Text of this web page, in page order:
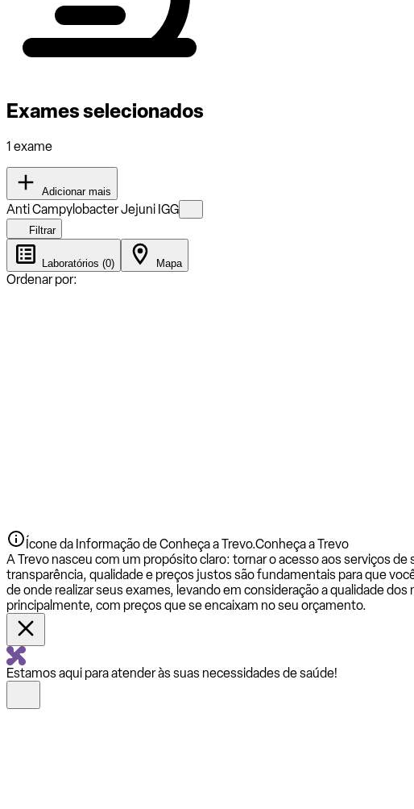
Exames selecionados
1 exame
Adicionar mais
Anti Campylobacter Jejuni IGG
Filtrar
Laboratórios (0) Mapa
Ordenar por:
Ícone da Informação de Conheça a Trevo.Conheça a Trevo
A Trevo nasceu com um propósito claro: tornar o acesso aos serviços
transparência, qualidade e preços justos são fundamentais para que
de onde realizar seus exames, levando em consideração a qualidade
principalmente, com preços que se encaixam no seu orçamento.
Estamos aqui para atender às suas necessidades de saúde!